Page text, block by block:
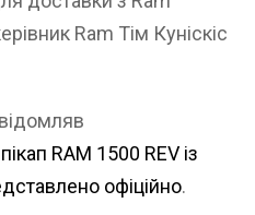
Ram Тім Куніскіс
RAM 1500 REV із
офіційно.